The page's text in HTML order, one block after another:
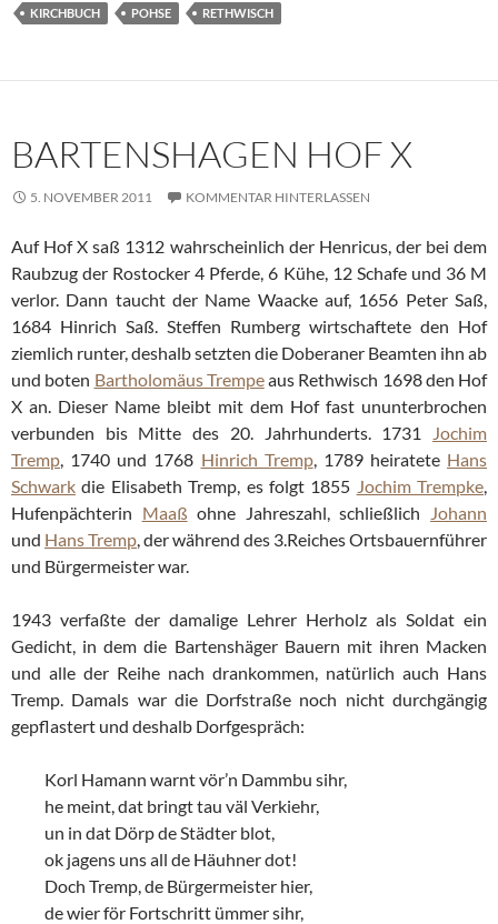
KIRCHBUCH
POHSE RETHWISCH
BARTENSHAGEN HOF X
5. NOVEMBER 2011 KOMMENTAR HINTERLASSEN
Auf Hof X saß 1312 wahrscheinlich der Henricus, der bei dem
Raubzug der Rostocker 4 Pferde, 6 Kühe, 12 Schafe und 36 M
verlor. Dann taucht der Name Waacke auf, 1656 Peter Saß,
1684 Hinrich Saß. Steffen Rumberg wirtschaftete den Hof
ziemlich runter, deshalb setzten die Doberaner Beamten ihn ab
und boten Bartholomäus Trempeaus Rethwisch 1698 den Hof
X an. Dieser Name bleibt mit dem Hof fast ununterbrochen
verbunden bis Mitte des 20. Jahrhunderts. 1731
Jochim
Tremp, 1740 und 1768 Hinrich Tremp, 1789 heiratete Hans
Schwark die Elisabeth Tremp, es folgt 1855 Jochim Trempke,
Hufenpächterin Maaß ohne Jahreszahl, schließlich
Johann
und Hans Tremp, der während des 3.Reiches Ortsbauernführer
und Bürgermeister war.
1943 verfaßte der damalige Lehrer Herholz als Soldat ein
Gedicht, in dem die Bartenshäger Bauern mit ihren Macken
und alle der Reihe nach drankommen, natürlich auch Hans
Tremp. Damals war die Dorfstraße noch nicht durchgängig
gepflastert und deshalb Dorfgespräch:
Korl Hamann warnt vör’n Dammbu sihr,
he meint, dat bringt tau väl Verkiehr,
un in dat Dörp de Städter blot,
ok jagens uns all de Häuhner dot!
Doch Tremp, de Bürgermeister hier,
de wier för Fortschritt ümmer sihr,